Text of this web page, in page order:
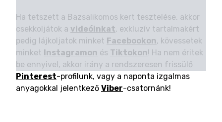
Ha tetszett a Bazsalikomos kert tesztelése, akkor
csekkoljátok a videóinkat, exkluzív tartalmakért
pedig lájkoljatok minket Facebookon, kövessetek
minket Instagramon és Tiktokon! Ha nem éritek
be ennyivel, akkor irány a rendszeresen frissülő
Pinterest-profilunk, vagy a naponta izgalmas
anyagokkal jelentkező Viber-csatornánk!